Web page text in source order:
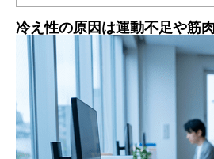
冷え性の原因は運動不足や筋